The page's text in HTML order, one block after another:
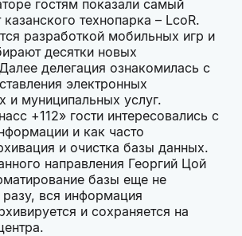
гостям показали самый
технопарка – LcoR.
разработкой мобильных игр и
десятки новых
делегация ознакомилась с
электронных
и муниципальных услуг.
+112» гости интересовались с
и как часто
и очистка базы данных.
направления Георгий Цой
базы еще не
вся информация
и сохраняется на